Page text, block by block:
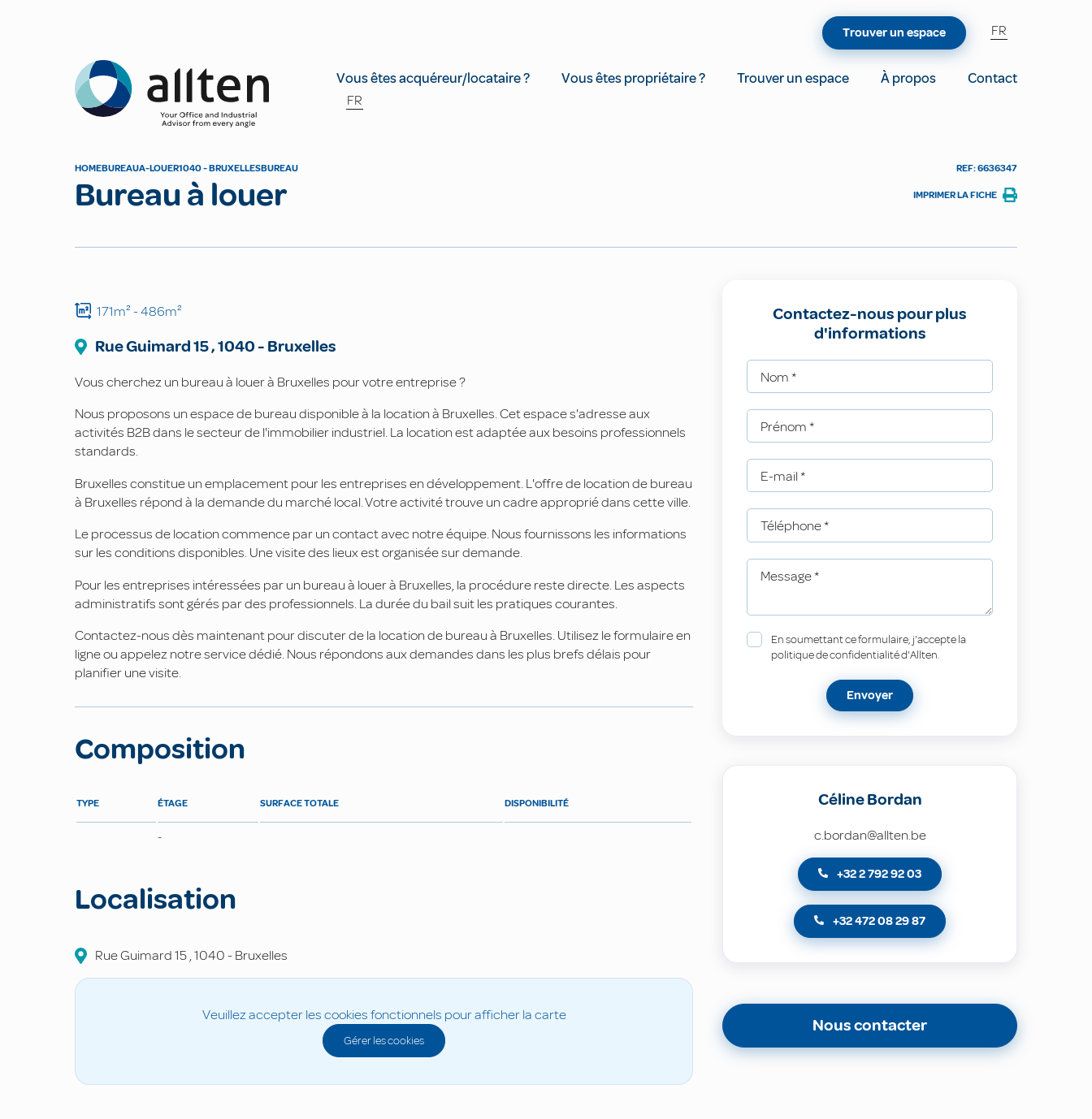
Allten
Vous êtes acquéreur/locataire ? Vous êtes propriétaire ? Trouver un espace À propos
Contact
FR
Trouver un espace FR
HOMEBUREAUA-LOUER1040 - BRUXELLESBUREAU
Bureau à louer
REF: 6636347
IMPRIMER LA FICHE
171m²- 486m²
Rue Guimard15,1040- Bruxelles
Vous cherchez un bureau à louer à Bruxelles pour votre entreprise ?
Nous proposons un espace de bureau disponible à la location à Bruxelles. Cet espace s'adresse aux
activités B2B dans le secteur de l'immobilier industriel. La location est adaptée aux besoins professionnels
standards.
Bruxelles constitue un emplacement pour les entreprises en développement. L'offre de location de bureau
à Bruxelles répond à la demande du marché local. Votre activité trouve un cadre approprié dans cette ville.
Le processus de location commence par un contact avec notre équipe. Nous fournissons les informations
sur les conditions disponibles. Une visite des lieux est organisée sur demande.
Pour les entreprises intéressées par un bureau à louer à Bruxelles, la procédure reste directe. Les aspects
administratifs sont gérés par des professionnels. La durée du bail suit les pratiques courantes.
Contactez-nous dès maintenant pour discuter de la location de bureau à Bruxelles. Utilisez le formulaire en
ligne ou appelez notre service dédié. Nous répondons aux demandes dans les plus brefs délais pour
planifier une visite.
Composition
TYPE ÉTAGE SURFACE TOTALE DISPONIBILITÉ
-
Localisation
Rue Guimard15,1040-Bruxelles
Veuillez accepter les cookies fonctionnels pour afficher la carte
Gérer les cookies
Contactez-nous pour plus
d'informations
Nom *
Prénom *
E-mail *
Téléphone*
Message*
En soumettant ce formulaire, j'accepte la
politique de confidentialité d'Allten.
Envoyer
Céline Bordan
c.bordan@allten.be
+32 2 792 92 03
+32 472 08 29 87
Nous contacter